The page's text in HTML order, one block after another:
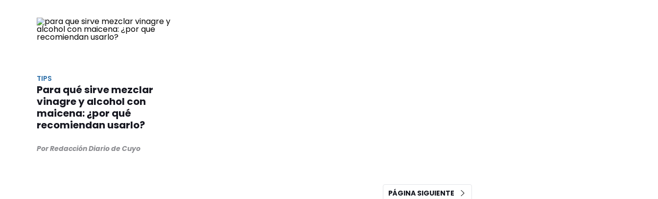
TIPS
Para qué sirve mezclar
vinagre y alcohol con
maicena: ¿por qué
recomiendan usarlo?
Por Redacción Diario de Cuyo
PÁGINA SIGUIENTE